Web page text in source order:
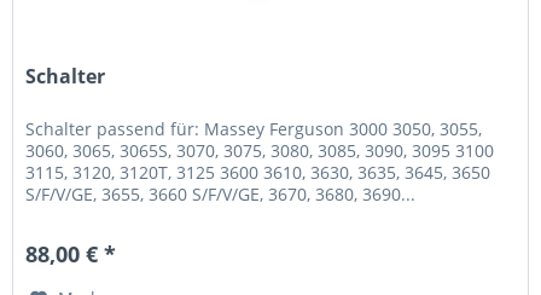
Schalter
Schalter passend für: Massey Ferguson 3000 3050, 3055,
3060, 3065, 3065S, 3070, 3075, 3080, 3085, 3090, 3095 3100
3115, 3120, 3120T, 3125 3600 3610, 3630, 3635, 3645, 3650
S/F/V/GE, 3655, 3660 S/F/V/GE, 3670, 3680, 3690...
88,00 € *